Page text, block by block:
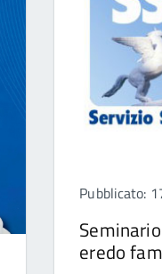
Pubblicato:
eredo